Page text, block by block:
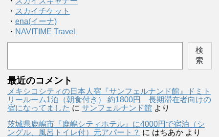
・ スカイチケット
・ ena(イーナ)
・ NAVITIME Travel
検
索
最近のコメント
メキシコシティの日本人宿『サンフェルナンド館』ドミト
リールーム1泊（朝食付き） 約1800円 長期滞在者向けの
宿になってました に サンフェルナンド館 より
茨城県鹿嶋市『鹿嶋シティホテル』に4000円で宿泊（シ
ングル、風呂トイレ付）元アパート？ に はちあか より